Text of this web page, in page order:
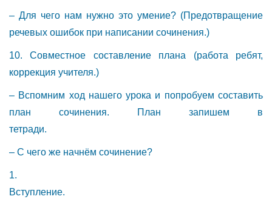
– Для чего нам нужно это умение? (Предотвращение
речевых ошибок при написании сочинения.)
10. Совместное составление плана (работа ребят,
коррекция учителя.)
– Вспомним ход нашего урока и попробуем составить
план сочинения. План запишем в
– С чего же начнём сочинение?
1.